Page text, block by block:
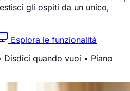
gli ospiti da un unico,
Esplora le funzionalità
Disdici quando vuoi • Piano